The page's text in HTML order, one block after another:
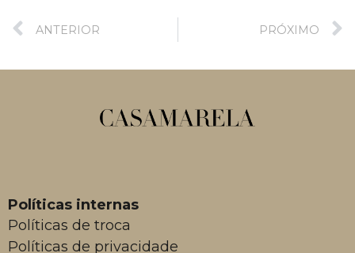
ANTERIOR PRÓXIMO
Políticas internas
Políticas de troca
Políticas de privacidade